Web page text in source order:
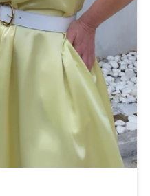
(1)
(1)